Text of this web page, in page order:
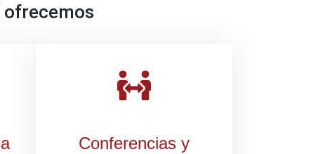
ofrecemos
Conferencias y